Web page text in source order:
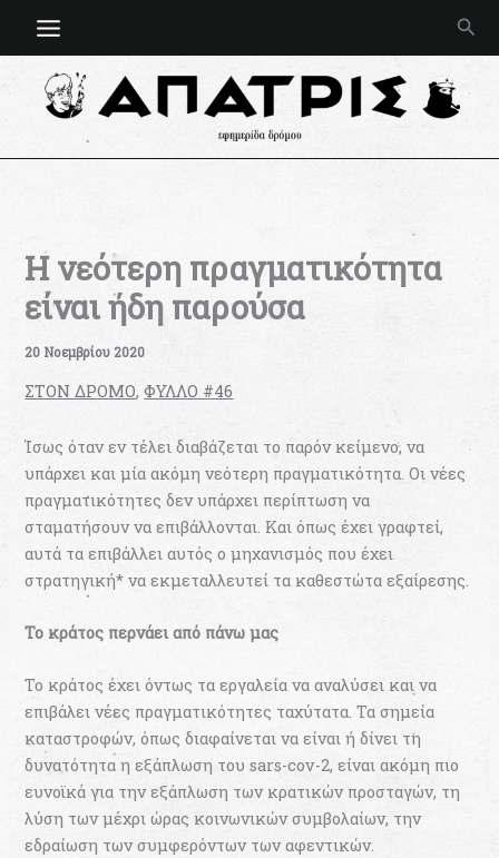
Η νεότερη πραγματικότητα
είναι ήδη παρούσα
20 Νοεμβρίου 2020
ΣΤΟΝ ΔΡΟΜΟ,ΦΥΛΛΟ #46
Ίσως όταν εν τέλει διαβάζεται το παρόν κείμενο, να
υπάρχει και μία ακόμη νεότερη πραγματικότητα. Οι νέες
πραγματικότητες δεν υπάρχει περίπτωση να
σταματήσουν να επιβάλλονται. Και όπως έχει γραφτεί,
αυτά τα επιβάλλει αυτός ο μηχανισμός που έχει
στρατηγική* να εκμεταλλευτεί τα καθεστώτα εξαίρεσης.
Το κράτος περνάει από πάνω μας
Το κράτος έχει όντως τα εργαλεία να αναλύσει και να
επιβάλει νέες πραγματικότητες ταχύτατα. Τα σημεία
καταστροφών, όπως διαφαίνεται να είναι ή δίνει τη
δυνατότητα η εξάπλωση του sars-cov-2, είναι ακόμη πιο
ευνοϊκά για την εξάπλωση των κρατικών προσταγών, τη
λύση των μέχρι ώρας κοινωνικών συμβολαίων, την
εδραίωση των συμφερόντων των αφεντικών.